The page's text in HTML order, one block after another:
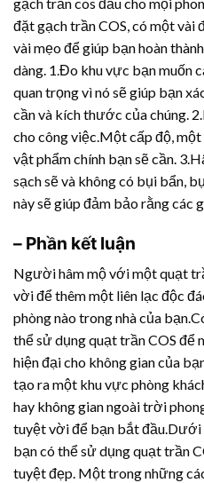
đặt gạch trần COS, có một vài
vài mẹo để giúp bạn hoàn
dàng. 1.Đo khu vực bạn muốn
quan trọng vì nó sẽ giúp bạn
cần và kích thước của chúng.
cho công việc.Một cấp độ, một
vật phẩm chính bạn sẽ cần.
sạch sẽ và không có bụi bẩn,
này sẽ giúp đảm bảo rằng các
– Phần kết luận
Người hâm mộ với một quạt
vời để thêm một liên lạc độc
phòng nào trong nhà của
thể sử dụng quạt trần COS để
hiện đại cho không gian của
tạo ra một khu vực phòng
hay không gian ngoài trời
tuyệt vời để bạn bắt đầu.Dưới
bạn có thể sử dụng quạt trần
tuyệt đẹp. Một trong những